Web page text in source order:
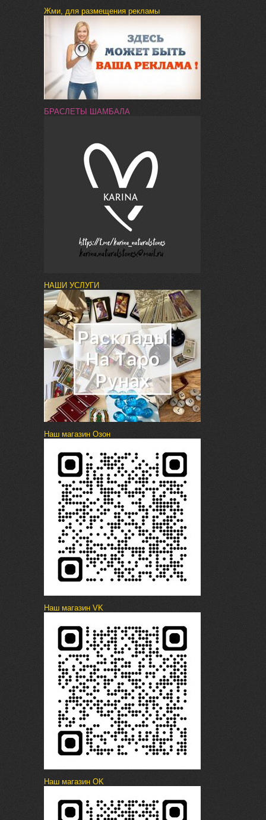
Жми, для размещения рекламы
БРАСЛЕТЫ ШАМБАЛА
НАШИ УСЛУГИ
Наш магазин Озон
Наш магазин VK
Наш магазин OK